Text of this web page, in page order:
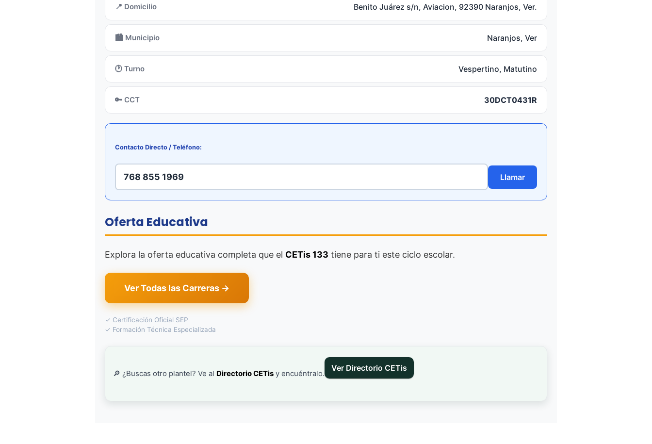
📍 Domicilio Benito Juárez s/n, Aviacion, 92390 Naranjos, Ver.
🏙️ Municipio Naranjos, Ver
🕐 Turno Vespertino, Matutino
🔑 CCT 30DCT0431R
Contacto Directo / Teléfono:
768 855 1969 Llamar
Oferta Educativa
Explora la oferta educativa completa que el CETis 133 tiene para ti este ciclo escolar.
Ver Todas las Carreras →
✓ Certificación Oficial SEP
✓ Formación Técnica Especializada
🔎 ¿Buscas otro plantel? Ve al Directorio CETis y encuéntralo.
Ver Directorio CETis